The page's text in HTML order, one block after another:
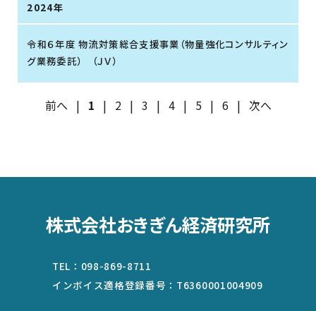
2024年
令和６年度 物流対策総合支援事業（物量強化コンサルティン
グ業務委託） （ＪＶ）
前へ | 1 | 2 | 3 | 4 | 5 | 6 | 次へ
株式会社おきぎん経済研究所
TEL： 098-869-8711
インボイス適格登録番号： T6360001004909